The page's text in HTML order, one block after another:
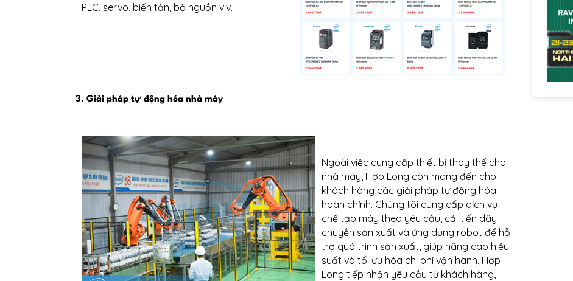
PLC, servo, biến tần, bộ nguồn v.v.
3. Giải pháp tự động hóa nhà máy
Ngoài việc cung cấp thiết bị thay thế cho
nhà máy, Hợp Long còn mang đến cho
khách hàng các giải pháp tự động hóa
hoàn chỉnh. Chúng tôi cung cấp dịch vụ
chế tạo máy theo yêu cầu, cải tiến dây
chuyền sản xuất và ứng dụng robot để hỗ
trợ quá trình sản xuất, giúp nâng cao hiệu
suất và tối ưu hóa chi phí vận hành. Hợp
Long tiếp nhận yêu cầu từ khách hàng,